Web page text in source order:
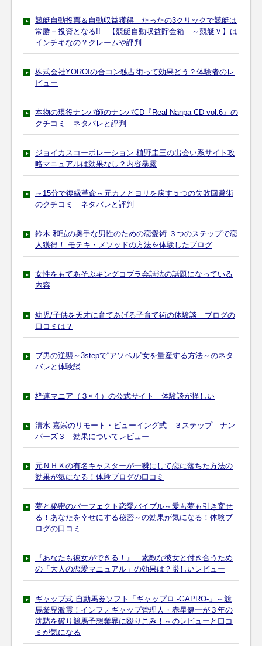
競艇自動投票＆自動収益獲得 たったの3クリックで競艇は
常勝＋投資となる!! 【競艇自動収益貯金箱 ～競艇Ｖ】は
インチキなの？クレームや評判
株式会社YOROIの合コン独占術って効果どう？体験者のレ
ビュー
本物の現役ナンパ師のナンパCD『Real Nanpa CD vol.6』の
クチコミ ネタバレと評判
ジョイカスコーポレーション 植野圭三の出会い系サイト攻
略マニュアルは効果なし？内容暴露
～15分で復縁革命～元カノとヨリを戻す５つの失敗回避術
のクチコミ ネタバレと評判
鈴木 和弘の奥手な男性のための恋愛術 ３つのステップで恋
人獲得！ モテキ・メソッドの方法を体験したブログ
女性をもてあそぶキングコブラ会話法の話題になっている
内容
幼児/子供を天才に育てあげる子育て術の体験談 ブログの
口コミは？
ブ男の逆襲～3stepで“アソベル”女を量産する方法～のネタ
バレと体験談
枠連マニア（３×４）の公式サイト 体験談が怪しい
清水 嘉崇のリモート・ビューイング式 ３ステップ ナン
バーズ３ 効果についてレビュー
元ＮＨＫの有名キャスターが一瞬にして恋に落ちた方法の
効果が気になる！体験ブログの口コミ
夢と秘密のパーフェクト恋愛バイブル～愛も夢も引き寄せ
る！あなたを幸せにする秘密～の効果が気になる！体験ブ
ログの口コミ
『あなたも彼女ができる！』 素敵な彼女と付き合うため
の「大人の恋愛マニュアル」の効果は？厳しいレビュー
ギャップ式 自動馬券ソフト「ギャップロ -GAPRO-」～競
馬業界激震！インフォギャップ管理人・赤星健一が３年の
沈黙を破り競馬予想業界に殴りこみ！～のレビューと口コ
ミが気になる